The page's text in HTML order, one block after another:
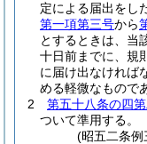
定による届出をし
第一項第三号から
とするときは、当
十日前までに、規
に届け出なければ
める軽微なもので
2
第五十八条の四
ついて準用する。
(昭五二条例